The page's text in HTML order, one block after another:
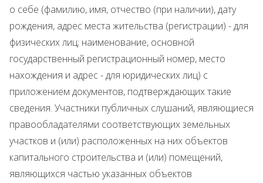
о себе (фамилию, имя, отчество (при наличии), дату
рождения, адрес места жительства (регистрации) - для
физических лиц; наименование, основной
государственный регистрационный номер, место
нахождения и адрес - для юридических лиц) с
приложением документов, подтверждающих такие
сведения. Участники публичных слушаний, являющиеся
правообладателями соответствующих земельных
участков и (или) расположенных на них объектов
капитального строительства и (или) помещений,
являющихся частью указанных объектов